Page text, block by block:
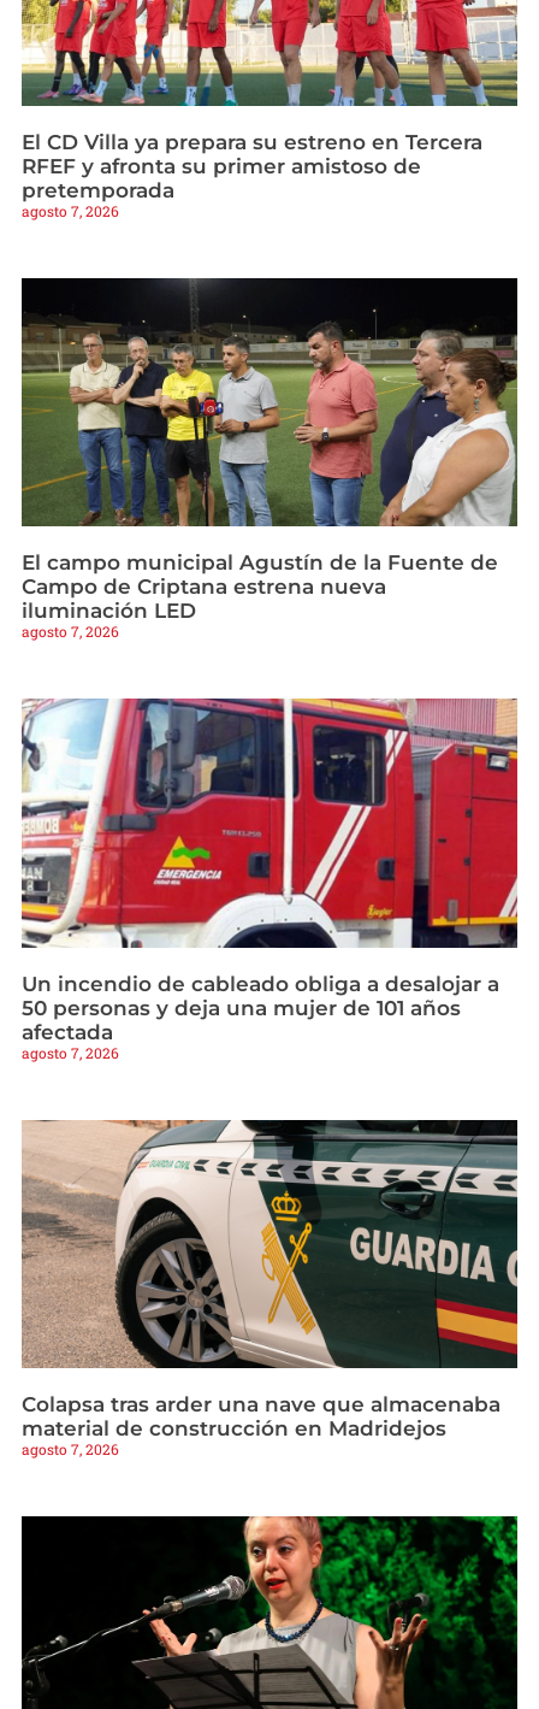
El CD Villa ya prepara su estreno en Tercera
RFEF y afronta su primer amistoso de
pretemporada
agosto 7, 2026
El campo municipal Agustín de la Fuente de
Campo de Criptana estrena nueva
iluminación LED
agosto 7, 2026
Un incendio de cableado obliga a desalojar a
50 personas y deja una mujer de 101 años
afectada
agosto 7, 2026
Colapsa tras arder una nave que almacenaba
material de construcción en Madridejos
agosto 7, 2026